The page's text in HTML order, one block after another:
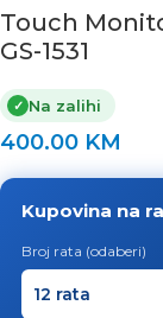
Touch
GS-1531
✓ Na zalihi
400.00 KM
Kupovina na
Broj rata (odaberi)